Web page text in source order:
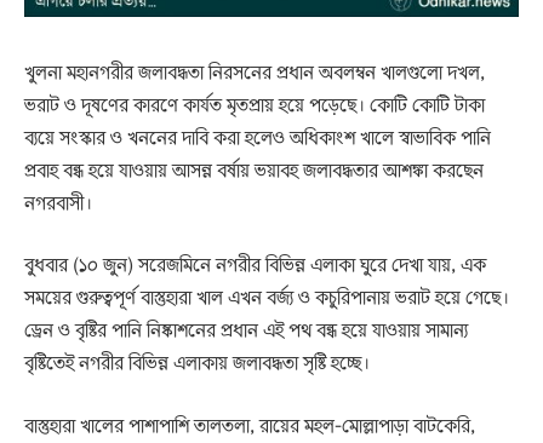
খুলনা মহানগরীর জলাবদ্ধতা নিরসনের প্রধান অবলম্বন খালগুলো দখল,
ভরাট ও দূষণের কারণে কার্যত মৃতপ্রায় হয়ে পড়েছে। কোটি কোটি টাকা
ব্যয়ে সংস্কার ও খননের দাবি করা হলেও অধিকাংশ খালে স্বাভাবিক পানি
প্রবাহ বন্ধ হয়ে যাওয়ায় আসন্ন বর্ষায় ভয়াবহ জলাবদ্ধতার আশঙ্কা করছেন
নগরবাসী।
বুধবার (১০ জুন) সরেজমিনে নগরীর বিভিন্ন এলাকা ঘুরে দেখা যায়, এক
সময়ের গুরুত্বপূর্ণ বাস্তুহারা খাল এখন বর্জ্য ও কচুরিপানায় ভরাট হয়ে গেছে।
ড্রেন ও বৃষ্টির পানি নিষ্কাশনের প্রধান এই পথ বন্ধ হয়ে যাওয়ায় সামান্য
বৃষ্টিতেই নগরীর বিভিন্ন এলাকায় জলাবদ্ধতা সৃষ্টি হচ্ছে।
বাস্তুহারা খালের পাশাপাশি তালতলা, রায়ের মহল-মোল্লাপাড়া বাটকেরি,